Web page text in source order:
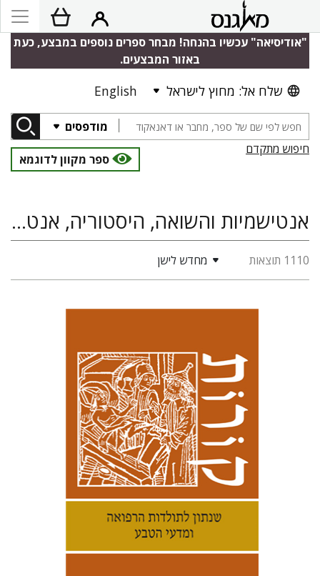
"אודיסיאה" עכשיו בהנחה! מבחר ספרים נוספים במבצע, כעת
באזור המבצעים.
שלח אל: מחוץ לישראל English
מודפסים
חיפוש מתקדם
ספר מקוון לדוגמא
אנטישמיות והשואה, היסטוריה, אנטישמיות
1110 תוצאות מחדש לישן
קנת קולינס
הנחת אתר ספר מודפס
$42
$38